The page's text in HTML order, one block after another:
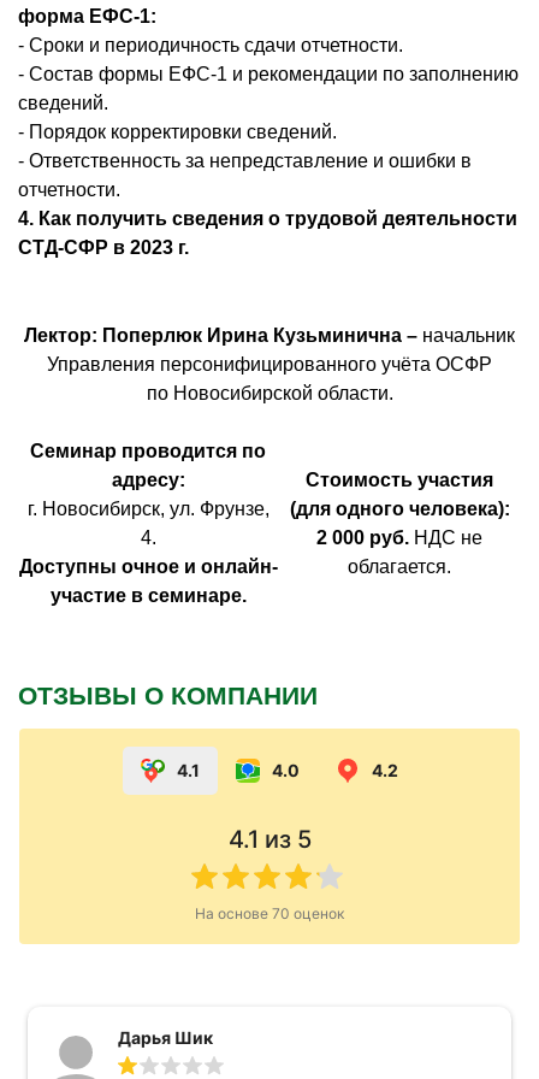
форма ЕФС-1:
- Сроки и периодичность сдачи отчетности.
- Состав формы ЕФС-1 и рекомендации по заполнению
сведений.
- Порядок корректировки сведений.
- Ответственность за непредставление и ошибки в
отчетности.
4. Как получить сведения о трудовой деятельности
СТД-СФР в 2023 г.
Лектор: Поперлюк Ирина Кузьминична – начальник
Управления персонифицированного учёта ОСФР
по Новосибирской области.
Семинар проводится по
адресу:
г. Новосибирск, ул. Фрунзе,
4.
Доступны очное и онлайн-
участие в семинаре.
Стоимость участия
(для одного человека):
2 000 руб. НДС не
облагается.
ОТЗЫВЫ О КОМПАНИИ
4.1 4.0 4.2
4.1 из 5
На основе 70 оценок
Дарья Шик